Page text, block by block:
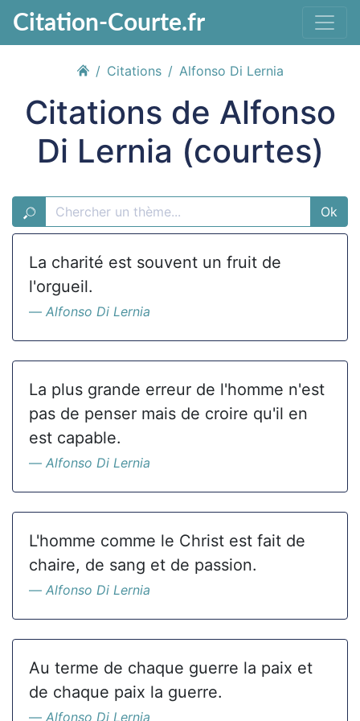
Citation-Courte.fr
Citations Alfonso Di Lernia
Citations de Alfonso
Di Lernia (courtes)
Ok
La charité est souvent un fruit de
l'orgueil.
Alfonso Di Lernia
La plus grande erreur de l'homme n'est
pas de penser mais de croire qu'il en
est capable.
Alfonso Di Lernia
L'homme comme le Christ est fait de
chaire, de sang et de passion.
Alfonso Di Lernia
Au terme de chaque guerre la paix et
de chaque paix la guerre.
Alfonso Di Lernia